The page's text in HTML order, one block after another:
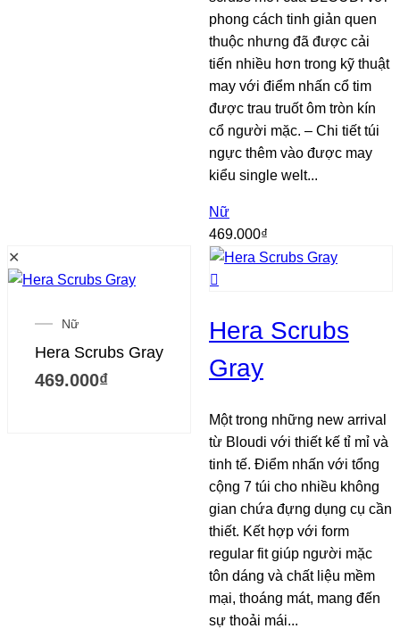
phong cách tinh giản quen
thuộc nhưng đã được cải
tiến nhiều hơn trong kỹ thuật
may với điểm nhấn cổ tim
được trau truốt ôm tròn kín
cổ người mặc. – Chi tiết túi
ngực thêm vào được may
kiểu single welt...
Nữ
469.000₫
✕
Nữ
Hera Scrubs Gray
469.000₫
Hera Scrubs
Gray
Một trong những new arrival
từ Bloudi với thiết kế tỉ mỉ và
tinh tế. Điểm nhấn với tổng
cộng 7 túi cho nhiều không
gian chứa đựng dụng cụ cần
thiết. Kết hợp với form
regular fit giúp người mặc
tôn dáng và chất liệu mềm
mại, thoáng mát, mang đến
sự thoải mái...